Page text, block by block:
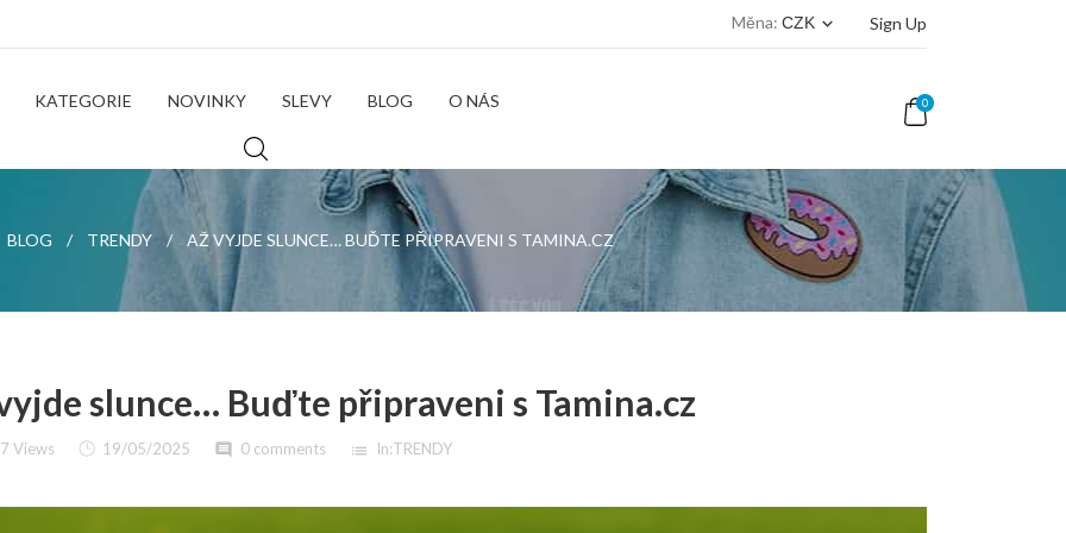
Měna: CZK keyboard_arrow_down Sign Up
KATEGORIE NOVINKY SLEVY BLOG O NÁS 0
BLOG TRENDY AŽ VYJDE SLUNCE… BUĎTE PŘIPRAVENI S TAMINA.CZ
slunce… Buďte připraveni s Tamina.cz
Views 19/05/2025 comment 0 comments list In:TRENDY